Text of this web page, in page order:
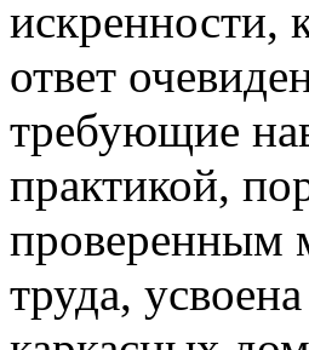
искренности,
ответ
требующие
практикой,
проверенным
труда,